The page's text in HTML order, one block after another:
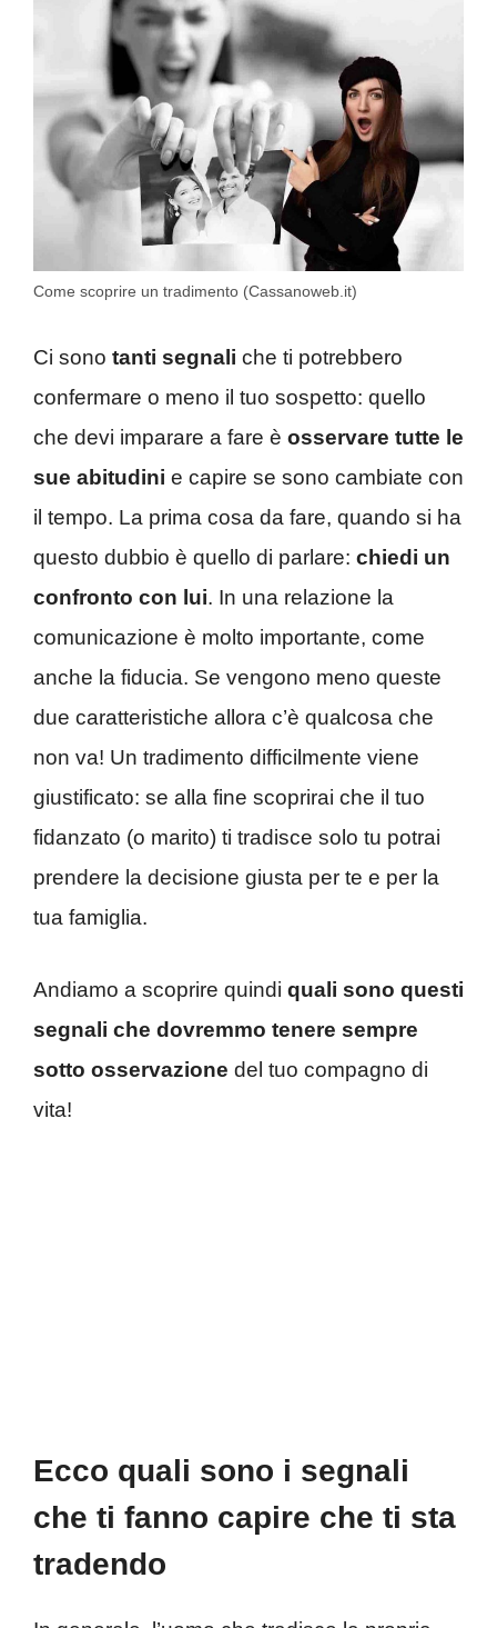
Come scoprire un tradimento (Cassanoweb.it)
Ci sono tanti segnali che ti potrebbero
confermare o meno il tuo sospetto: quello
che devi imparare a fare è osservare tutte le
sue abitudini e capire se sono cambiate con
il tempo. La prima cosa da fare, quando si ha
questo dubbio è quello di parlare: chiedi un
confronto con lui. In una relazione la
comunicazione è molto importante, come
anche la fiducia. Se vengono meno queste
due caratteristiche allora c’è qualcosa che
non va! Un tradimento difficilmente viene
giustificato: se alla fine scoprirai che il tuo
fidanzato (o marito) ti tradisce solo tu potrai
prendere la decisione giusta per te e per la
tua famiglia.
Andiamo a scoprire quindi quali sono questi
segnali che dovremmo tenere sempre
sotto osservazione del tuo compagno di
vita!
Ecco quali sono i segnali
che ti fanno capire che ti sta
tradendo